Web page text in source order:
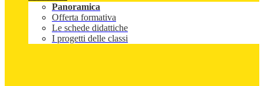
Panoramica
Offerta formativa
Le schede didattiche
I progetti delle classi